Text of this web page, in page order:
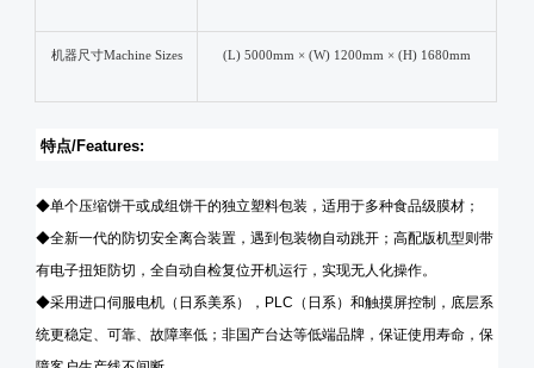
机器尺寸Machine Sizes (L)5000mm × (W) 1200mm × (H) 1680mm
特点/Features:
◆单个压缩饼干或成组饼干的独立塑料包装 ，适用于多种食品级膜材 ；
◆全新一代的防切安全离合装置， 遇到 包装物自动跳开 ； 高配版机型则带
有电子扭矩防切，全自动自检复位开机运行，实现无人化操作。
◆采用进口伺服电机 （日系美系） ， PLC （日系） 和触摸屏控制 ，底层系
统更稳定、可靠、故障率低； 非国产台达等低端品牌，保证使用寿命，保